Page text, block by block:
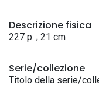
Descrizione fisica
227 p. ; 21 cm
Serie/collezione
Titolo della serie/